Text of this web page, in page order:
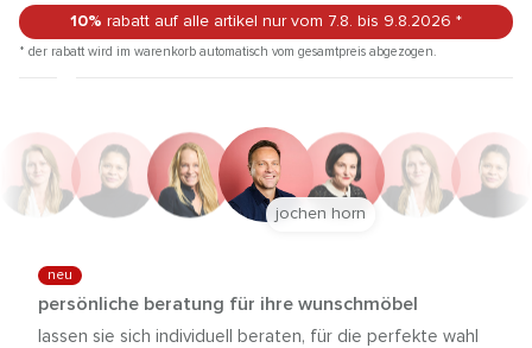
10% rabatt auf alle artikel nur vom 7.8. bis 9.8.2026 *
* der rabatt wird im warenkorb automatisch vom gesamtpreis abgezogen.
neu
persönliche beratung für ihre wunschmöbel
lassen sie sich individuell beraten, für die perfekte wahl
jochen horn